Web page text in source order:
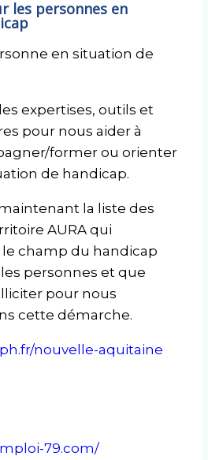
les personnes en
en situation de
expertises, outils et
pour nous aider à
former ou orienter
de handicap.
la liste des
AURA qui
champ du handicap
personnes et que
pour nous
cette démarche.
nouvelle-aquitaine
79.com/